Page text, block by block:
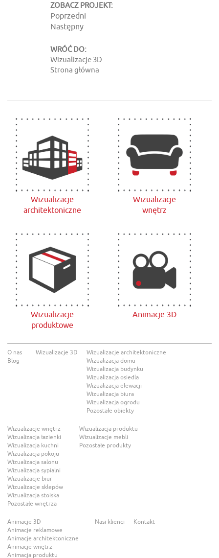
ZOBACZ PROJEKT:
Poprzedni
Następny
WRÓĆ DO:
Wizualizacje 3D
Strona główna
Wizualizacje
architektoniczne
Wizualizacje
wnętrz
Wizualizacje
produktowe
Animacje 3D
O nas
Blog
Wizualizacje 3D
Wizualizacje architektoniczne
Wizualizacja domu
Wizualizacja budynku
Wizualizacja osiedla
Wizualizacja elewacji
Wizualizacja biura
Wizualizacja ogrodu
Pozostałe obiekty
Wizualizacje wnętrz
Wizualizacja łazienki
Wizualizacja kuchni
Wizualizacja pokoju
Wizualizacja salonu
Wizualizacja sypialni
Wizualizacje biur
Wizualizacje sklepów
Wizualizacja stoiska
Pozostałe wnętrza
Wizualizacja produktu
Wizualizacje mebli
Pozostałe produkty
Animacje 3D
Animacje reklamowe
Animacje architektoniczne
Animacje wnętrz
Animacja produktu
Nasi klienci Kontakt